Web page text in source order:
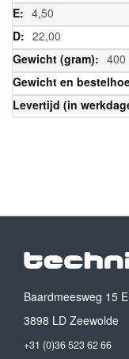
4,50
22,00
400
Baardmeesweg 15 E
3898 LD Zeewolde
+31 (0)36 523 62 66